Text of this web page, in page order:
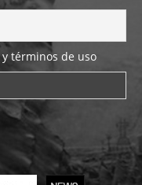
términos de uso